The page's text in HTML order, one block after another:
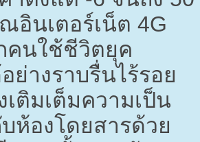
นเตอร์เน็ต 4G
คนใช้ชีวิตยุค
ย่างราบรื่นไร้รอย
ติมเต็มความเป็น
ห้องโดยสารด้วย